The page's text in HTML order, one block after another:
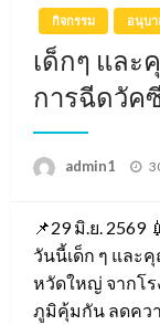
กิจกรรม อนุบา
เด็กๆ แล
การฉีดวัค
admin1
📌29 มิ.ย.
วันนี้เด็ก ๆ และ
หวัดใหญ่ จากโร
ภูมิคุ้มกัน ลดควา